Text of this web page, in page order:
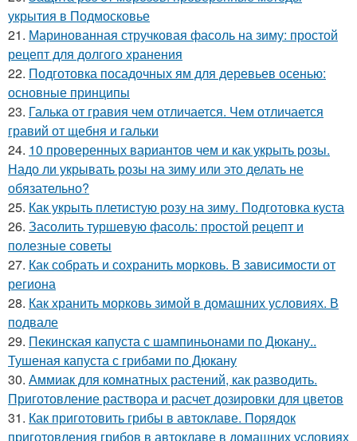
укрытия в Подмосковье
21. Маринованная стручковая фасоль на зиму: простой
рецепт для долгого хранения
22. Подготовка посадочных ям для деревьев осенью:
основные принципы
23. Галька от гравия чем отличается. Чем отличается
гравий от щебня и гальки
24. 10 проверенных вариантов чем и как укрыть розы.
Надо ли укрывать розы на зиму или это делать не
обязательно?
25. Как укрыть плетистую розу на зиму. Подготовка куста
26. Засолить туршевую фасоль: простой рецепт и
полезные советы
27. Как собрать и сохранить морковь. В зависимости от
региона
28. Как хранить морковь зимой в домашних условиях. В
подвале
29. Пекинская капуста с шампиньонами по Дюкану..
Тушеная капуста с грибами по Дюкану
30. Аммиак для комнатных растений, как разводить.
Приготовление раствора и расчет дозировки для цветов
31. Как приготовить грибы в автоклаве. Порядок
приготовления грибов в автоклаве в домашних условиях